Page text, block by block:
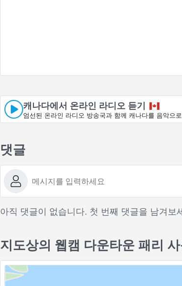
캐나다에서 온라인 라디오 듣기
엄선된 온라인 라디오 방송국과 함께 캐나다를 음악으
댓글
아직 댓글이 없습니다. 첫 번째 댓글을 남겨보
지도상의 웹캠 다운타운 패리